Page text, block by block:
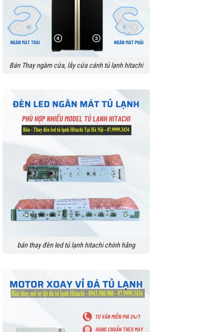
Bán Thay ngàm cửa, lẫy cửa cánh tủ lạnh hitachi
bán thay đèn led tủ lạnh hitachi chính hãng